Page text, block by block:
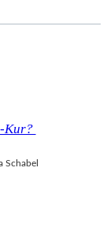
Kur?
Schabel